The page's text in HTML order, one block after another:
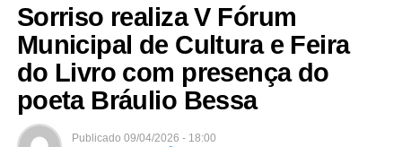
Sorriso realiza V Fórum
Municipal de Cultura e Feira
do Livro com presença do
poeta Bráulio Bessa
Publicado 09/04/2026 - 18:00